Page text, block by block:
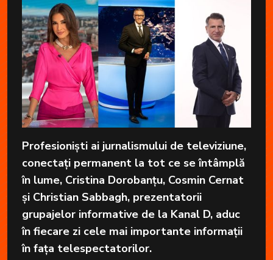
Profesioniști ai jurnalismului de televiziune,
conectați permanent la tot ce se întâmplă
în lume, Cristina Dorobanțu, Cosmin Cernat
și Christian Sabbagh, prezentatorii
grupajelor informative de la Kanal D, aduc
în fiecare zi cele mai importante informații
în fața telespectatorilor.